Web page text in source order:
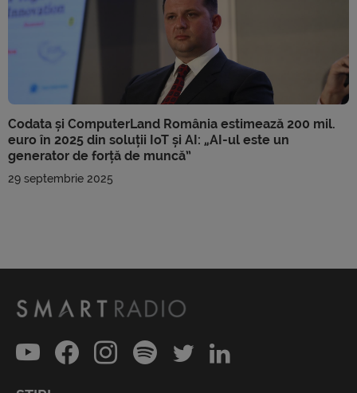
Codata și ComputerLand România estimează 200 mil.
euro în 2025 din soluții IoT și AI: „AI-ul este un
generator de forță de muncă”
29 septembrie 2025